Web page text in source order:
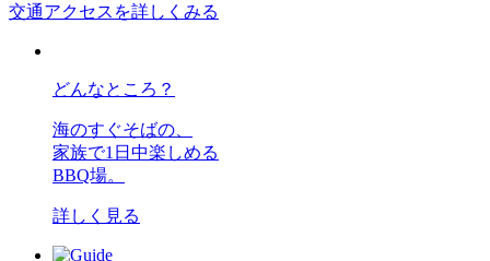
交通アクセスを詳しくみる
どんなところ？
海のすぐそばの、
家族で1日中楽しめる
BBQ場。
詳しく見る